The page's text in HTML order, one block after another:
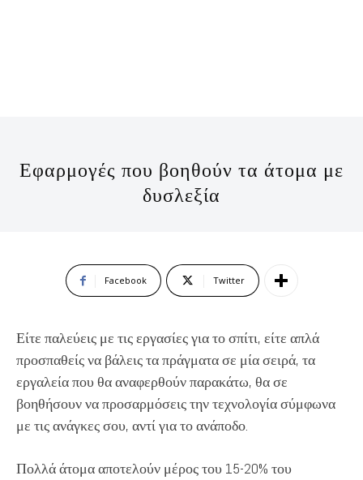
Εφαρμογές που βοηθούν τα άτομα με
δυσλεξία
Facebook Twitter
Είτε παλεύεις με τις εργασίες για το σπίτι, είτε απλά
προσπαθείς να βάλεις τα πράγματα σε μία σειρά, τα
εργαλεία που θα αναφερθούν παρακάτω, θα σε
βοηθήσουν να προσαρμόσεις την τεχνολογία σύμφωνα
με τις ανάγκες σου, αντί για το ανάποδο.
Πολλά άτομα αποτελούν μέρος του 15-20% του